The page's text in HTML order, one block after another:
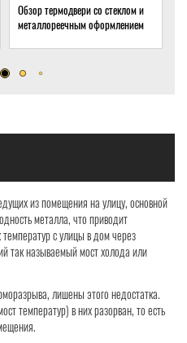
Обзор термодвери со стеклом и
металлореечным оформлением
из помещения на улицу, основной
металла, что приводит
с улицы в дом через
так называемый мост холода или
лишены этого недостатка.
температур) в них разорван, то есть